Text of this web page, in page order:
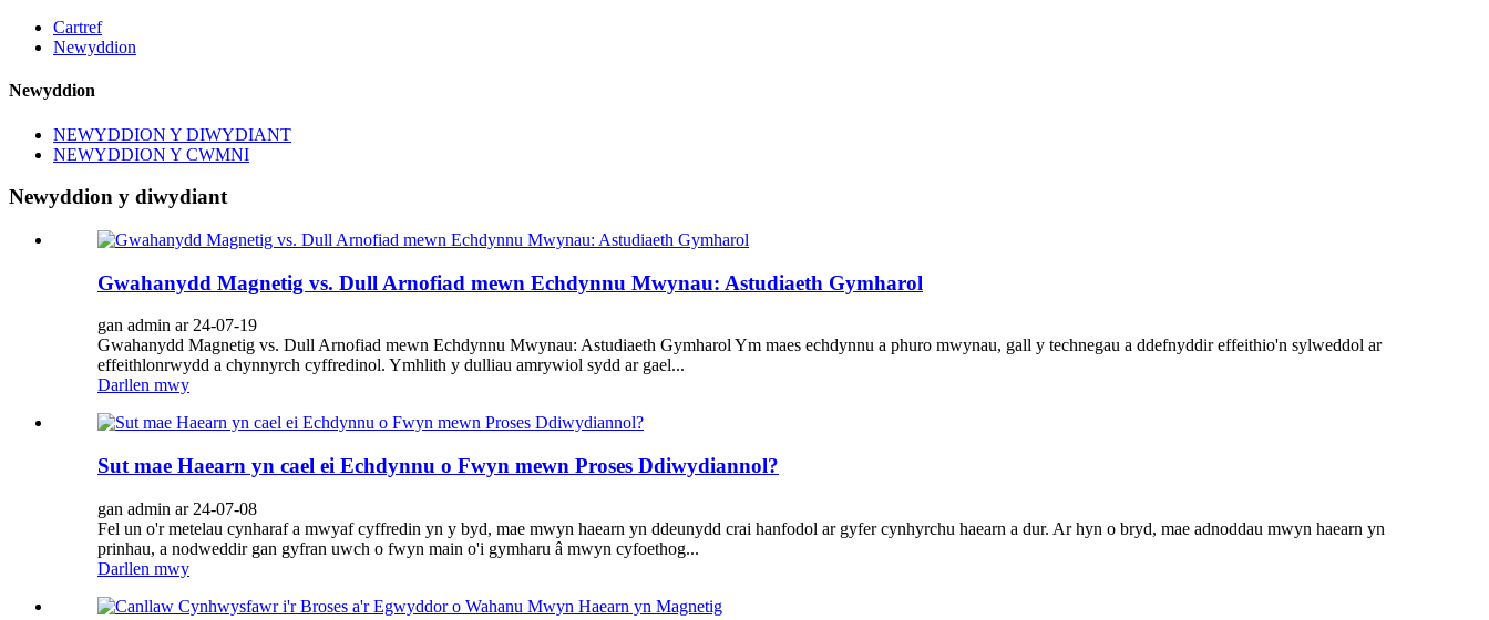
Cartref
Newyddion
Newyddion
NEWYDDION Y DIWYDIANT
NEWYDDION Y CWMNI
Newyddion y diwydiant
Gwahanydd Magnetig vs. Dull Arnofiad mewn Echdynnu Mwynau: Astudiaeth Gymharol
gan admin ar 24-07-19
Gwahanydd Magnetig vs. Dull Arnofiad mewn Echdynnu Mwynau: Astudiaeth Gymharol Ym maes echdynnu a phuro mwynau, gall y technegau a ddefnyddir effeithio'n sylweddol ar
effeithlonrwydd a chynnyrch cyffredinol. Ymhlith y dulliau amrywiol sydd ar gael...
Darllen mwy
Sut mae Haearn yn cael ei Echdynnu o Fwyn mewn Proses Ddiwydiannol?
gan admin ar 24-07-08
Fel un o'r metelau cynharaf a mwyaf cyffredin yn y byd, mae mwyn haearn yn ddeunydd crai hanfodol ar gyfer cynhyrchu haearn a dur. Ar hyn o bryd, mae adnoddau mwyn haearn yn
prinhau, a nodweddir gan gyfran uwch o fwyn main o'i gymharu â mwyn cyfoethog...
Darllen mwy